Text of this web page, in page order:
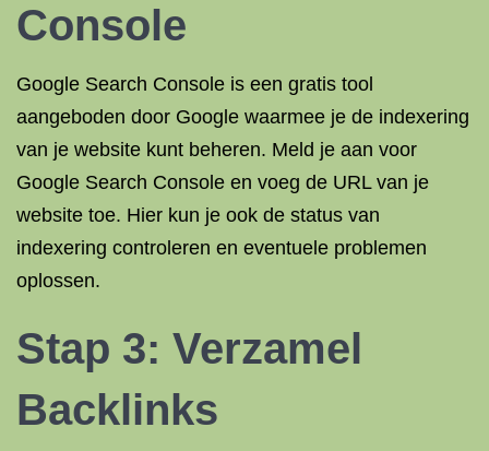
Console
Google Search Console is een gratis tool
aangeboden door Google waarmee je de indexering
van je website kunt beheren. Meld je aan voor
Google Search Console en voeg de URL van je
website toe. Hier kun je ook de status van
indexering controleren en eventuele problemen
oplossen.
Stap 3: Verzamel
Backlinks